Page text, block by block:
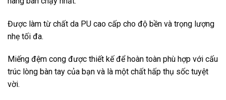
Được làm từ chất da PU cao cấp cho độ bền và trọng lượng
nhẹ tối đa.
Miếng đệm cong được thiết kế để hoàn toàn phù hợp với cấu
trúc lòng bàn tay của bạn và là một chất hấp thụ sốc tuyệt
vời.